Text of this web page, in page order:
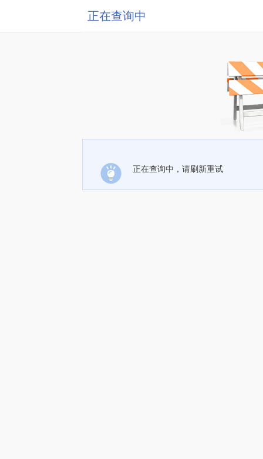
正在查询中
正在查询中，请刷新重试